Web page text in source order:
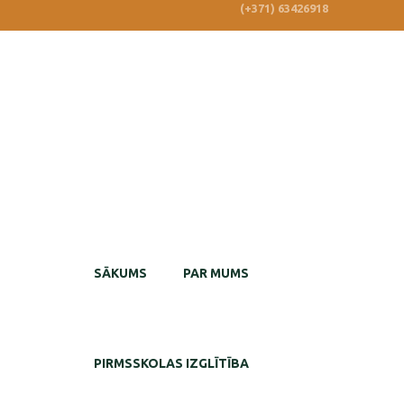
(+371) 63426918
SĀKUMS PAR MUMS
PIRMSSKOLAS IZGLĪTĪBA